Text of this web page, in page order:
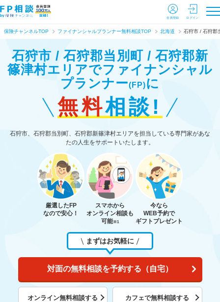
会員登録 ログイン
保険チャンネルTOP ファイナンシャルプランナー無料相談TOP 北海道 石狩市 / 石狩郡
石狩市 / 石狩郡当別町 / 石狩郡新
篠津村エリアでファイナンシャル
プランナー(FP)に
無料相談!
石狩市、石狩郡当別町、石狩郡新篠津村エリアを担当している専門家があな
たの人生をサポートいたします。
厳選したFP
なので安心！
スマホから
オンライン相談も
可能※1
今なら
WEB予約で
ギフトプレゼント
まずはお気軽に
対面の無料相談を予約する（自宅）
オンライン無料相談する カフェで無料相談する